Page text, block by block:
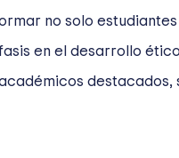
no solo
en el desarrollo